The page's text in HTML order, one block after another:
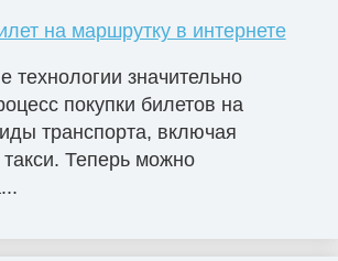
на маршрутку в интернете
технологии значительно
покупки билетов на
транспорта, включая
Теперь можно